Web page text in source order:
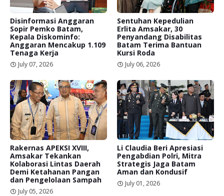
Disinformasi Anggaran
Sopir Pemko Batam,
Kepala Diskominfo:
Anggaran Mencakup 1.109
Tenaga Kerja
July 07, 2026
Sentuhan Kepedulian
Erlita Amsakar, 30
Penyandang Disabilitas
Batam Terima Bantuan
Kursi Roda
July 06, 2026
Rakernas APEKSI XVIII,
Amsakar Tekankan
Kolaborasi Lintas Daerah
Demi Ketahanan Pangan
dan Pengelolaan Sampah
July 05, 2026
Li Claudia Beri Apresiasi
Pengabdian Polri, Mitra
Strategis Jaga Batam
Aman dan Kondusif
July 01, 2026